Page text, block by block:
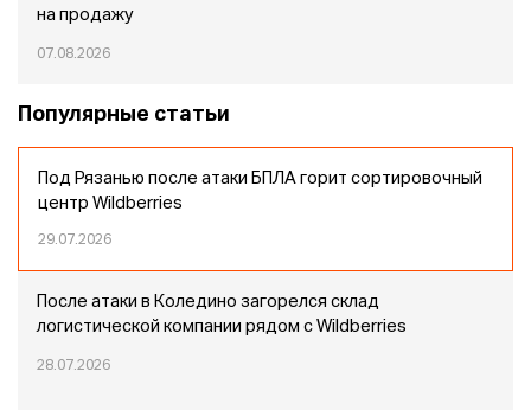
на продажу
07.08.2026
Популярные статьи
Под Рязанью после атаки БПЛА горит сортировочный
центр Wildberries
29.07.2026
После атаки в Коледино загорелся склад
логистической компании рядом с Wildberries
28.07.2026